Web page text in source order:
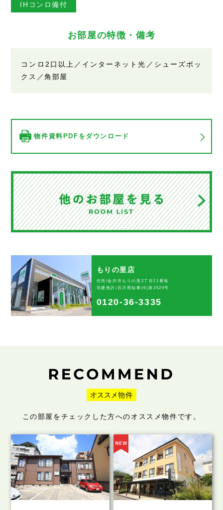
IHコンロ備付
お部屋の特徴・備考
コンロ2口以上／インターネット光／シューズボッ
クス／角部屋
物件資料PDFをダウンロード
もりの里店
住所/金沢市もりの里2丁目21番地
宅建免許/石川県知事(6)第3529号
0120-36-3335
この部屋をチェックした方へのオススメ物件です。